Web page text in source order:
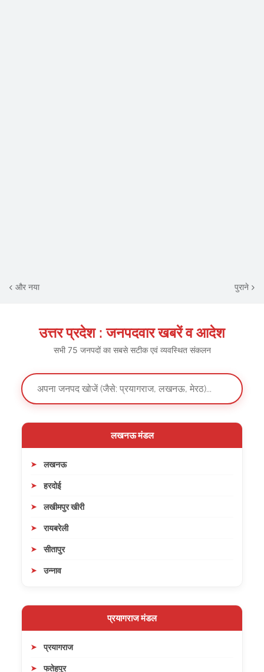
और नया पुराने
उत्तर प्रदेश : जनपदवार खबरें व आदेश
सभी 75 जनपदों का सबसे सटीक एवं व्यवस्थित संकलन
लखनऊ मंडल
लखनऊ
हरदोई
लखीमपुर खीरी
रायबरेली
सीतापुर
उन्नाव
प्रयागराज मंडल
प्रयागराज
फतेहपुर